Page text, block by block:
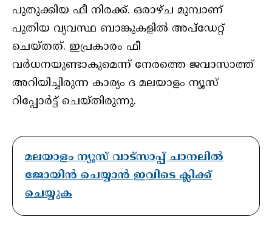
പുതുക്കിയ ഫീ നിരക്ക്. ഒരാഴ്ച മുമ്പാണ്
പുതിയ വ്യവസ്ഥ ബാങ്കുകളില്‍ അപ്‌ഡേറ്റ്
ചെയ്തത്. ഇപ്രകാരം ഫീ
വര്‍ധനയുണ്ടാകുമെന്ന് നേരത്തെ ജവാസാത്ത്
അറിയിച്ചിരുന്ന കാര്യം ദ മലയാളം ന്യൂസ്
റിപ്പോർട്ട് ചെയ്തിരുന്നു.
മലയാളം ന്യൂസ് വാട്സാപ്പ് ചാനലിൽ
ജോയിൻ ചെയ്യാൻ ഇവിടെ ക്ലിക്ക്
ചെയ്യുക